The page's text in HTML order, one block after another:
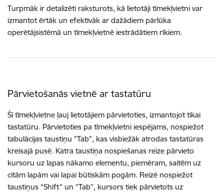
Turpmāk ir detalizēti raksturots, kā lietotāji tīmekļvietni var
izmantot ērtāk un efektīvāk ar dažādiem pārlūka
operētājsistēmā un tīmekļvietnē iestrādātiem rīkiem.
Pārvietošanās vietnē ar tastatūru
Šī tīmekļvietne ļauj lietotājiem pārvietoties, izmantojot tikai
tastatūru. Pārvietoties pa tīmekļvietni iespējams, nospiežot
tabulācijas taustiņu "Tab", kas visbiežāk atrodas tastatūras
kreisajā pusē. Katra taustiņa nospiešanas reize pārvieto
kursoru uz lapas nākamo elementu, piemēram, saitēm uz
citām lapām vai lapai būtiskām pogām. Reizē nospiežot
taustiņus “Shift” un “Tab”, kursors tiek pārvietots uz